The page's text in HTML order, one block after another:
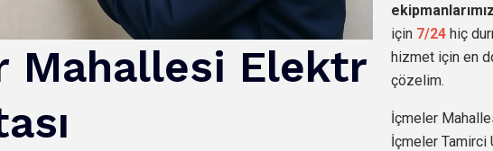
Mahallesi Elektr
için 7/24 hiç
hizmet için en
çözelim.
İçmeler
İçmeler Tamirci